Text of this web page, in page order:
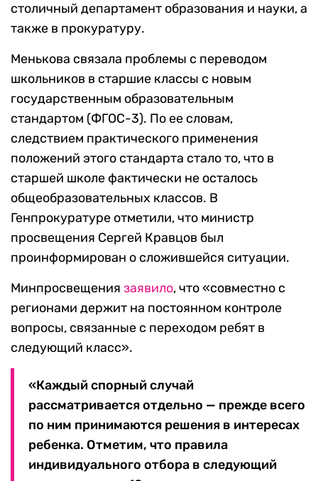
столичный департамент образования и науки, а
также в прокуратуру.
Менькова связала проблемы с переводом
школьников в старшие классы с новым
государственным образовательным
стандартом (ФГОС-3). По ее словам,
следствием практического применения
положений этого стандарта стало то, что в
старшей школе фактически не осталось
общеобразовательных классов. В
Генпрокуратуре отметили, что министр
просвещения Сергей Кравцов был
проинформирован о сложившейся ситуации.
Минпросвещения заявило, что «совместно с
регионами держит на постоянном контроле
вопросы, связанные с переходом ребят в
следующий класс».
«Каждый спорный случай
рассматривается отдельно — прежде всего
по ним принимаются решения в интересах
ребенка. Отметим, что правила
индивидуального отбора в следующий